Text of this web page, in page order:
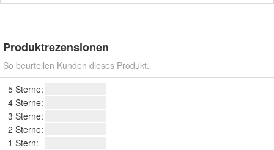
Produktrezensionen
So beurteilen Kunden dieses Produkt.
5 Sterne:
4 Sterne:
3 Sterne:
2 Sterne:
1 Stern: